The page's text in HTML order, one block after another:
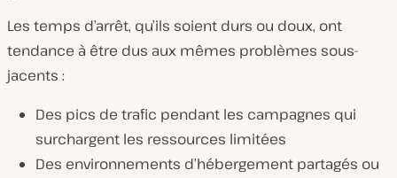
Les temps d’arrêt, qu’ils soient durs ou doux, ont
tendance à être dus aux mêmes problèmes sous-
jacents :
Des pics de trafic pendant les campagnes qui
surchargent les ressources limitées
Des environnements d’hébergement partagés ou